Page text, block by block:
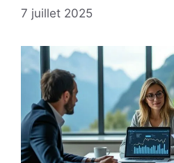
7 juillet 2025